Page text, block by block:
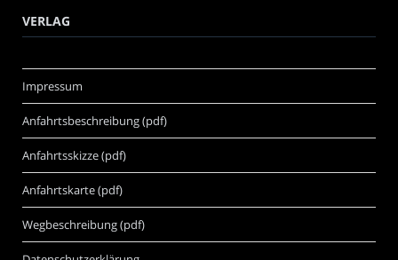
VERLAG
Impressum
Anfahrtsbeschreibung (pdf)
Anfahrtsskizze (pdf)
Anfahrtskarte (pdf)
Wegbeschreibung (pdf)